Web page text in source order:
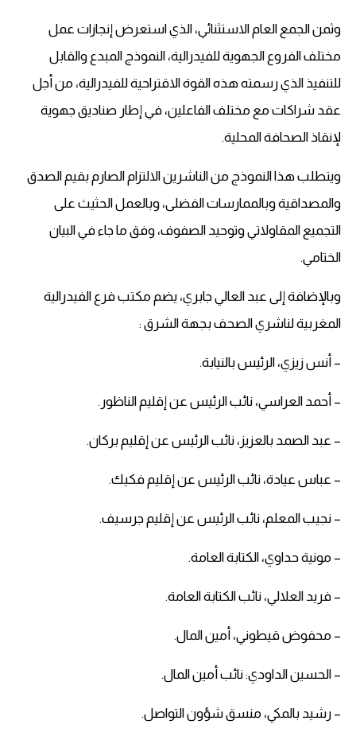
وثمن الجمع العام الاستثنائي، الذي استعرض إنجازات عمل
مختلف الفروع الجهوية للفيدرالية، النموذج المبدع والقابل
للتنفيذ الذي رسمته هذه القوة الاقتراحية للفيدرالية، من أجل
عقد شراكات مع مختلف الفاعلين، في إطار صناديق جهوية
لإنقاذ الصحافة المحلية.
ويتطلب هذا النموذج من الناشرين الالتزام الصارم بقيم الصدق
والمصداقية وبالممارسات الفضلى، وبالعمل الحثيث على
التجميع المقاولاتي وتوحيد الصفوف، وفق ما جاء في البيان
الختامي.
وبالإضافة إلى عبد العالي جابري، يضم مكتب فرع الفيدرالية
المغربية لناشري الصحف بجهة الشرق :
– أنس زيزي، الرئيس بالنيابة.
– أحمد العراسي، نائب الرئيس عن إقليم الناظور.
– عبد الصمد بالعزيز، نائب الرئيس عن إقليم بركان.
– عباس عيادة، نائب الرئيس عن إقليم فكيك.
– نجيب المعلم، نائب الرئيس عن إقليم جرسيف.
– مونية حداوي، الكتابة العامة.
– فريد العلالي، نائب الكتابة العامة.
– محفوض قيطوني، أمين المال.
– الحسين الداودي: نائب أمين المال.
– رشيد بالمكي، منسق شؤون التواصل.